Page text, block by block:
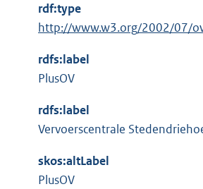
e
r
e
i
n
:
rdf:type
E
t
e
n
l
i
http://www.w3.org/2002/07/
rdfs:label
PlusOV
rdfs:label
Vervoerscentrale
skos:altLabel
PlusOV